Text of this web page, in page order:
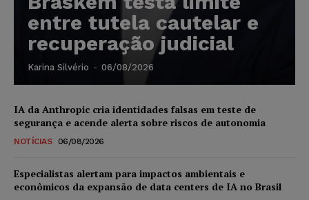
entre tutela cautelar e
recuperação judicial
Karina Silvério - 06/08/2026
IA da Anthropic cria identidades falsas em teste de
segurança e acende alerta sobre riscos de autonomia
NOTÍCIAS 06/08/2026
Especialistas alertam para impactos ambientais e
econômicos da expansão de data centers de IA no Brasil